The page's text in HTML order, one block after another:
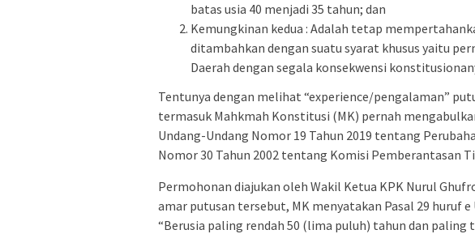
batas usia 40 menjadi 35 tahun; dan
Kemungkinan kedua : Adalah tetap
ditambahkan dengan suatu syarat khusus yaitu
Daerah dengan segala konsekwensi
Tentunya dengan melihat “experience/pengalaman”
termasuk Mahkmah Konstitusi (MK) pernah
Undang-Undang Nomor 19 Tahun 2019 tentang
Nomor 30 Tahun 2002 tentang Komisi Pemberantasan
Permohonan diajukan oleh Wakil Ketua KPK Nurul
amar putusan tersebut, MK menyatakan Pasal 29 huruf e
“Berusia paling rendah 50 (lima puluh) tahun dan